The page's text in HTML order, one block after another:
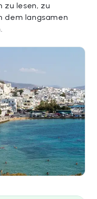
zu lesen, zu
dem langsamen